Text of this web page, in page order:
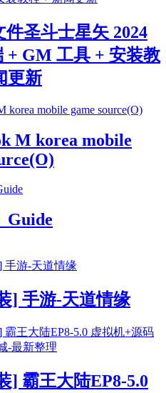
件圣斗士星矢 2024
+ GM 工具 + 安装教
更新
M korea mobile
] 手游-天道情缘
] 霸王大陆EP8-5.0